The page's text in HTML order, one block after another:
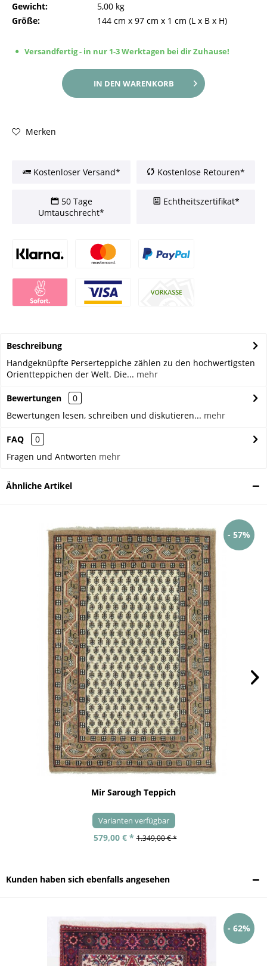
Gewicht:
5,00 kg
Größe:
144 cm x 97 cm x 1 cm (L x B x H)
Versandfertig - in nur 1-3 Werktagen bei dir Zuhause!
IN DEN WARENKORB
Merken
Kostenloser Versand* Kostenlose Retouren*
50 Tage
Umtauschrecht*
Echtheitszertifikat*
Beschreibung
Handgeknüpfte Perserteppiche zählen zu den hochwertigsten
Orientteppichen der Welt. Die... mehr
Bewertungen
0
Bewertungen lesen, schreiben und diskutieren... mehr
FAQ
0
Fragen und Antworten mehr
Ähnliche Artikel
- 57%
Mir Sarough Teppich
Varianten verfügbar
579,00 € * 1.349,00 € *
Kunden haben sich ebenfalls angesehen
- 62%